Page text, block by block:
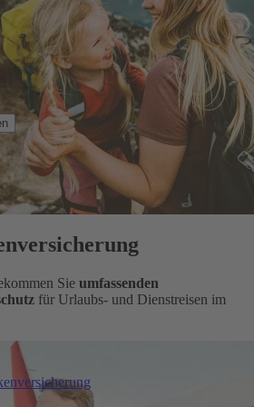
Sie umfassenden
für Urlaubs- und Dienstreisen im